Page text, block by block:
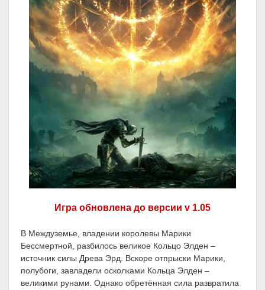
Игра обновлена до версии v 1.05
В Междуземье, владении королевы Марики
Бессмертной, разбилось великое Кольцо Элден –
источник силы Древа Эрд. Вскоре отпрыски Марики,
полубоги, завладели осколками Кольца Элден –
великими рунами. Однако обретённая сила развратила